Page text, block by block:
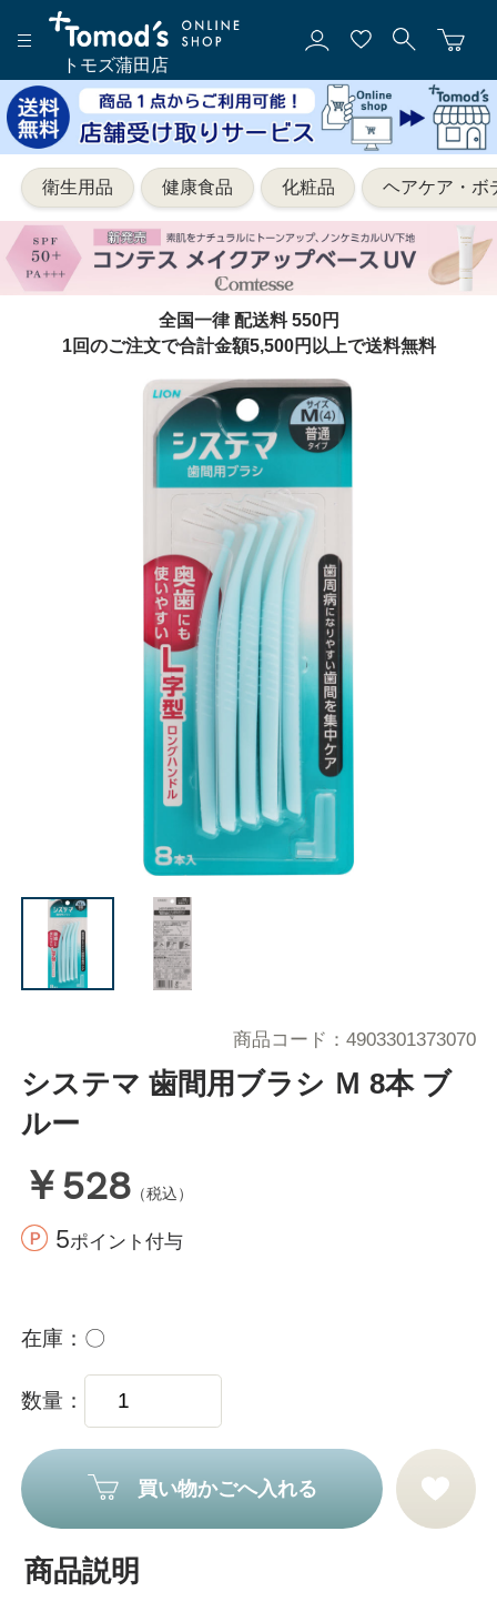
トモズ蒲田店
衛生用品 健康食品 化粧品 ヘアケア・ボ
全国一律 配送料 550円
1回のご注文で合計金額5,500円以上で送料無料
システマ 歯間用ブラシ Ｍ 8本 ブ
ルー
￥528 （税込）
5ポイント付与
商品コード 4903301373070
在庫 〇
数量
買い物かごへ入れる
商品説明